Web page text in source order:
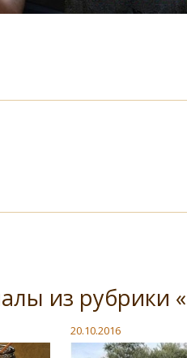
из рубрики
20.10.2016